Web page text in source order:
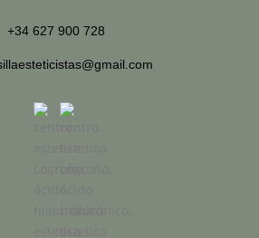
+34 627 900 728